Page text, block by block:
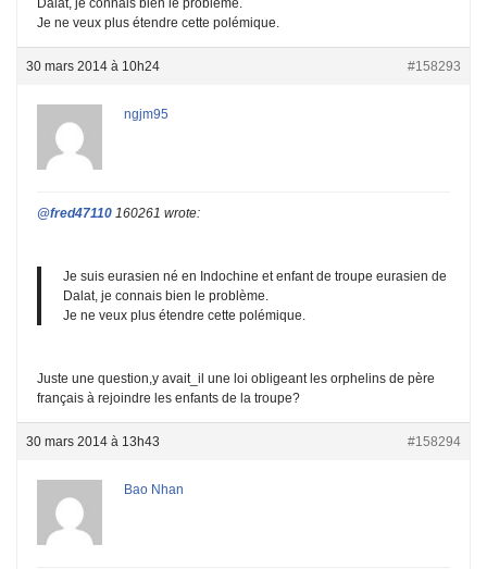
Je ne veux plus étendre cette polémique.
30 mars 2014 à 10h24 #158293
ngjm95
@fred47110 160261 wrote:
Je suis eurasien né en Indochine et enfant de troupe eurasien de
Dalat, je connais bien le problème.
Je ne veux plus étendre cette polémique.
Juste une question,y avait_il une loi obligeant les orphelins de père
français à rejoindre les enfants de la troupe?
30 mars 2014 à 13h43 #158294
Bao Nhan